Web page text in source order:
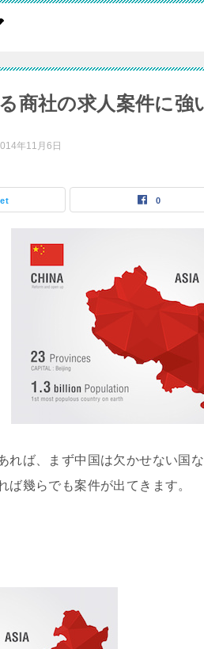
商社の求人案件に強
年11月6日
0
れば、まず中国は欠かせない国
ば幾らでも案件が出てきます。